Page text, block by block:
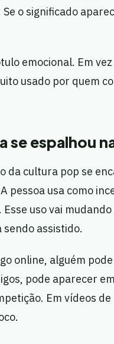
o significado
emocional. Em
usado por quem
se espalhou
da cultura pop se
pessoa usa como
uso vai
assistido.
online, alguém
pode aparecer
Em vídeos